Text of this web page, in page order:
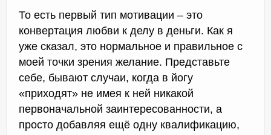
То есть первый тип мотивации – это
конвертация любви к делу в деньги. Как я
уже сказал, это нормальное и правильное с
моей точки зрения желание. Представьте
себе, бывают случаи, когда в йогу
«приходят» не имея к ней никакой
первоначальной заинтересованности, а
просто добавляя ещё одну квалификацию,